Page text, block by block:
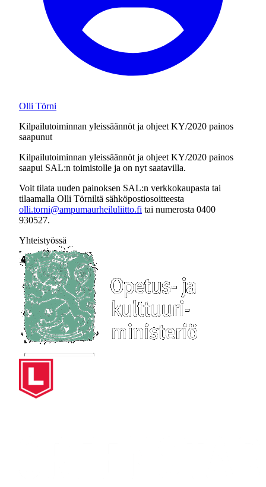
Olli Törni
Kilpailutoiminnan yleissäännöt ja ohjeet KY/2020 painos
saapunut
Kilpailutoiminnan yleissäännöt ja ohjeet KY/2020 painos
saapui SAL:n toimistolle ja on nyt saatavilla.
Voit tilata uuden painoksen SAL:n verkkokaupasta tai
tilaamalla Olli Törniltä sähköpostiosoitteesta
olli.torni@ampumaurheiluliitto.fi tai numerosta 0400
930527.
Yhteistyössä